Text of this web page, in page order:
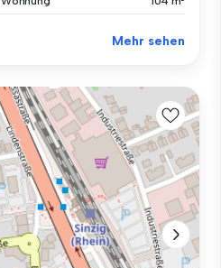
Mehr sehen